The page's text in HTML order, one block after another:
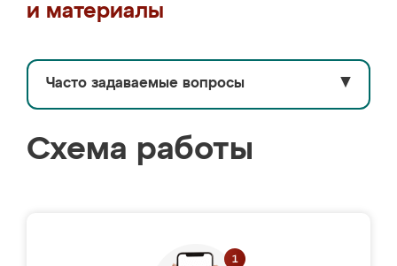
и материалы
Часто задаваемые вопросы ▼
Схема работы